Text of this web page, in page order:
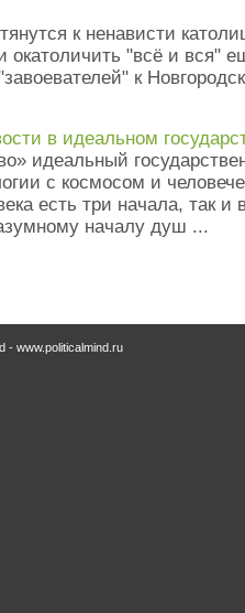
к ненависти
окатоличить "всё и вся"
к
в идеальном
идеальный
с космосом и
есть три начала, так и
началу душ ...
- www.politicalmind.ru